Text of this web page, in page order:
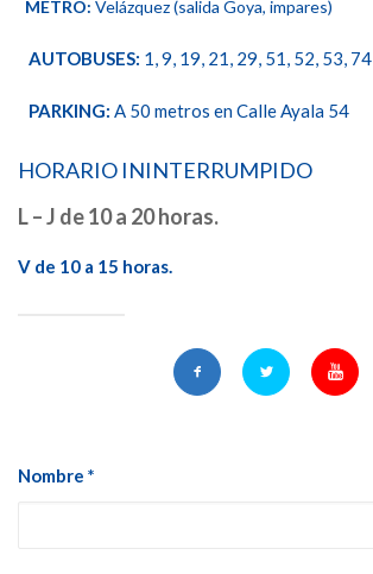
METRO: Velázquez (salida Goya, impares)
AUTOBUSES: 1, 9, 19, 21, 29, 51, 52, 53, 74
PARKING: A 50 metros en Calle Ayala 54
HORARIO ININTERRUMPIDO
L – J de 10 a 20 horas.
V de 10 a 15 horas.
Nombre *